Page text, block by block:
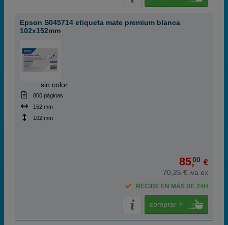
Epson S045714 etiqueta mate premium blanca
102x152mm
sin color
800 páginas
152 mm
102 mm
85,00 €
70,25 € iva ex
RECIBE EN MÁS DE 24H
comprar >